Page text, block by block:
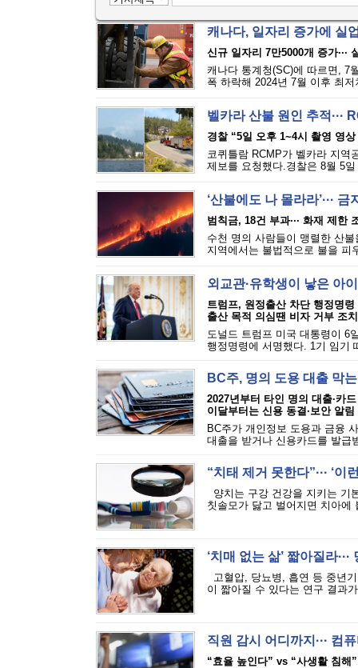
캐나다, 일자리 증가에 실
신규 일자리 7만5000개 증가···
캐나다 통계청(SC)에 따르면, 7
폭 하락해 2024년 7월 이후 최
벨카라 산불 원인 추적···
경찰 “5일 오후 1~4시 촬영 영상
코퀴틀람 RCMP가 벨카라 지역
제보를 요청했다.경찰은 8월 5
‘산불에도 나 몰라라’···
범칙금, 18건 부과··· 화재 제한
수천 명의 사람들이 맹렬한 산
지역에서는 불법적으로 불을 피
외교관·유학생이 낳은 아
트럼프, 원정출산 차단 행정명령
출산 목적 의심땐 비자 거부 조치
도널드 트럼프 미국 대통령이 6
행정명령에 서명했다. 1기 임기
BC주, 명의 도용 대출 막
2027년부터 타인 명의 대출·카
이달부터는 신용 동결·보안 알
BC주가 개인정보 도용과 금융
대출을 받거나 신용카드를 발급
“치태 제거 못한다”··· ‘
양치는 구강 건강을 지키는 기
칫솔모가 닳고 벌어지면 치아에
‘치매 없는 삶’ 짧아질라
고혈압, 당뇨병, 흡연 등 중년
이 짧아질 수 있다는 연구 결과
직원 감시 어디까지··· 컴
“효율 높인다” vs “사생활 침해”